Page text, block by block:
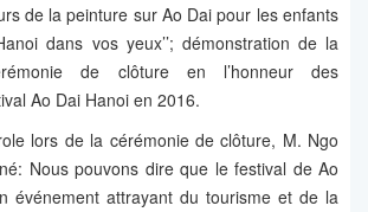
de la peinture sur Ao Dai pour les enfants
dans vos yeux’’; démonstration de la
de clôture en l’honneur des
Ao Dai Hanoi en 2016.
lors de la cérémonie de clôture, M. Ngo
Nous pouvons dire que le festival de Ao
événement attrayant du tourisme et de la